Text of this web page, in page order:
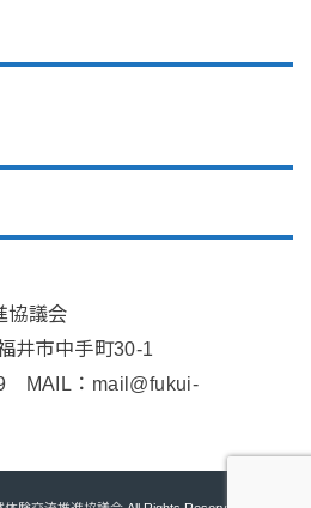
協議会
市中手町30-1
MAIL：mail@fukui-